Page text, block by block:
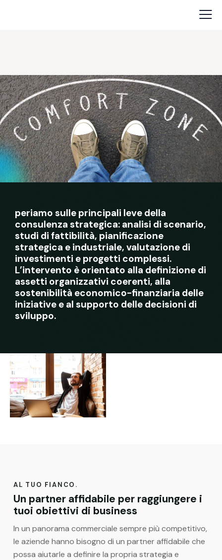
periamo sulle principali leve della
consulenza strategica: analisi di scenario,
studi di fattibilità, pianificazione
strategica e industriale, valutazione di
investimenti e progetti complessi.
L’intervento è orientato alla definizione di
assetti organizzativi coerenti, alla
sostenibilità economico-finanziaria delle
iniziative e al supporto delle decisioni di
sviluppo.
AL TUO FIANCO.
Un partner affidabile per raggiungere i
tuoi obiettivi di business
In un panorama commerciale sempre più competitivo,
le aziende hanno bisogno di un partner affidabile che
possa aiutarle a definire la propria strategia e